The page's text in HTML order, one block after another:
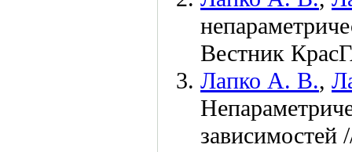
Вестник
Лапко А. В.,